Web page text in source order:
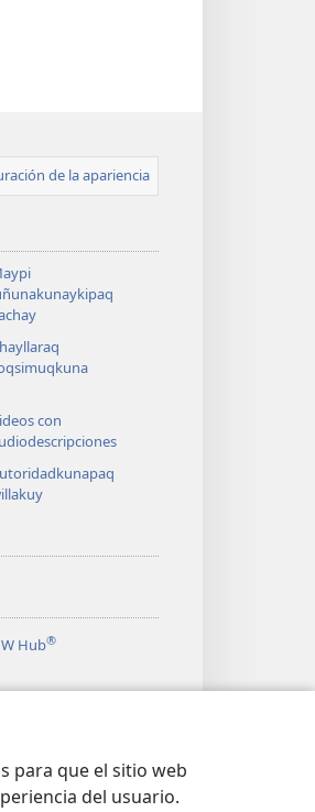
para que el sitio web
del usuario.
de la apariencia
con
Hub®